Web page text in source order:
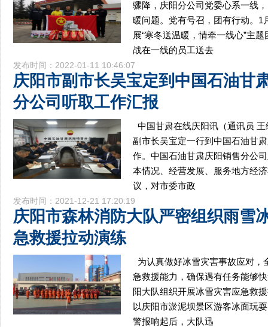
骤降，庆阳分公司党委心系一线
暖问题。党有号召，团有行动。1
展“寒冬送温暖，情牵一线心”主
战在一线的员工送去
发布时间：2022-01-11 10:46:07
庆阳市副市长吴宝定到中国石油甘
分公司听取工作汇报
中国甘肃在线庆阳讯（通讯员
副市长吴宝定一行到中国石油甘
作。中国石油甘肃庆阳销售分公
本情况、经营发展、服务地方经
议，对市委市政
发布时间：2021-12-21 17:20:19
庆阳市森林消防大队严密组织雨雪
急救援拉动演练
为认真做好冰雪灾害事故应对，
急救援能力，确保遇有任务能够
阳大队组织开展冰雪灾害应急救
以庆阳市淤泥坝景区游客冰面玩
警报响起后，大队迅